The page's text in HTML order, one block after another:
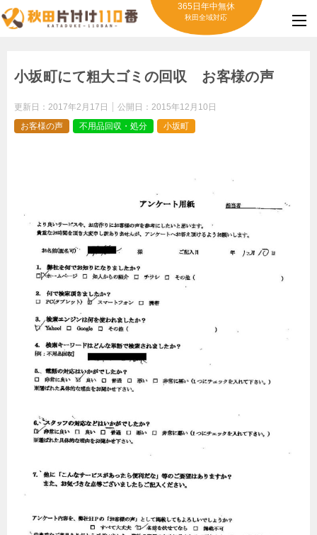
365日年中無休
秋田全域対応
小坂町にて粗大ゴミの回収 お客様の声
更新日： 2017年2月17日 公開日： 2015年12月10日
お客様の声
不用品回収・処分 小坂町